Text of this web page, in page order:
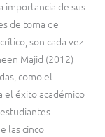
importancia de sus
de toma de
son cada vez
Majid (2012)
como el
el éxito académico
las cinco